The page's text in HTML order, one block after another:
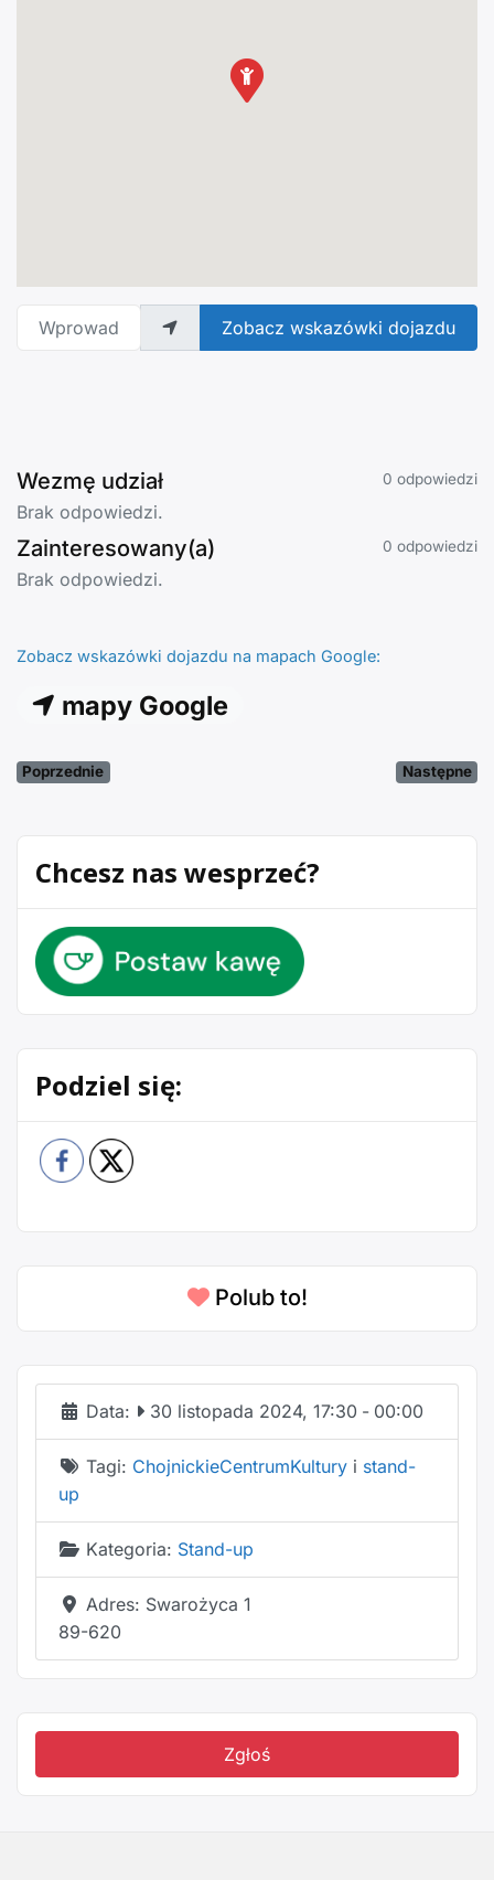
Wprowadź adres Zobacz wskazówki dojazdu
Wezmę udział 0 odpowiedzi
Brak odpowiedzi.
Zainteresowany(a) 0 odpowiedzi
Brak odpowiedzi.
Zobacz wskazówki dojazdu na mapach Google:
mapy Google
Poprzednie Następne
Chcesz nas wesprzeć?
Podziel się:
Polub to!
Data: 30 listopada 2024, 17:30 - 00:00
Tagi: ChojnickieCentrumKultury i stand-
up
Kategoria: Stand-up
Adres: Swarożyca 1
89-620
Zgłoś